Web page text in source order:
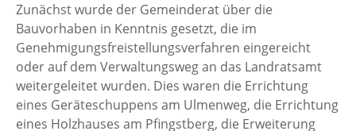
Zunächst wurde der Gemeinderat über die
Bauvorhaben in Kenntnis gesetzt, die im
Genehmigungsfreistellungsverfahren eingereicht
oder auf dem Verwaltungsweg an das Landratsamt
weitergeleitet wurden. Dies waren die Errichtung
eines Geräteschuppens am Ulmenweg, die Errichtung
eines Holzhauses am Pfingstberg, die Erweiterung